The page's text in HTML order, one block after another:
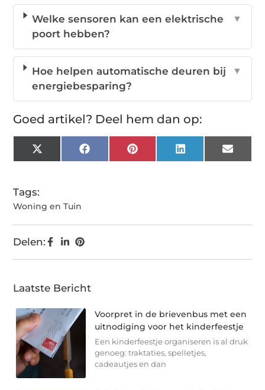
Welke sensoren kan een elektrische
poort hebben?
▼
Hoe helpen automatische deuren bij
energiebesparing?
▼
Goed artikel? Deel hem dan op:
X
(Twitter)
FacebookPinterest LinkedIn Email
Tags:
Woning en Tuin
Delen:
Laatste Bericht
Voorpret in de brievenbus met een
uitnodiging voor het kinderfeestje
Een kinderfeestje organiseren is al druk
genoeg: traktaties, spelletjes,
cadeautjes en dan